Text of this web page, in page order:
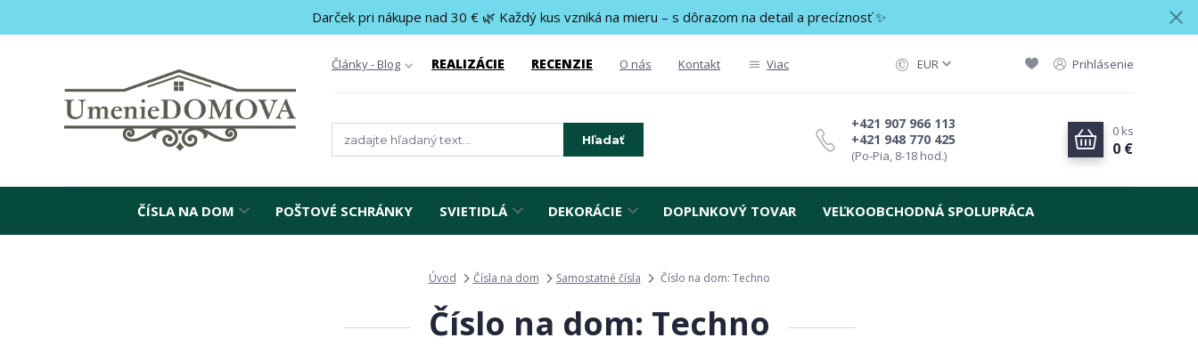
Darček pri nákupe nad 30 € 🌿 Každý kus vzniká na mieru – s dôrazom na detail a precíznosť ✨
Články - Blog REALIZÁCIE RECENZIE O nás Kontakt Viac EUR Prihlásenie
Hľadať +421 948 770 425
+421 907 966 113
(Po-Pia, 8-18 hod.)
0 ks
0 €
ČÍSLA NA DOM POŠTOVÉ SCHRÁNKY SVIETIDLÁ DEKORÁCIE DOPLNKOVÝ TOVAR VEĽKOOBCHODNÁ SPOLUPRÁCA
Úvod Čísla na dom Samostatné čísla Číslo na dom: Techno
Číslo na dom: Techno